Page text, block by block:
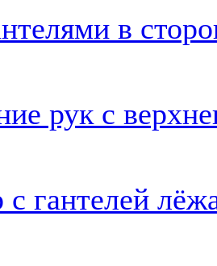
в
рук с
с гантелей